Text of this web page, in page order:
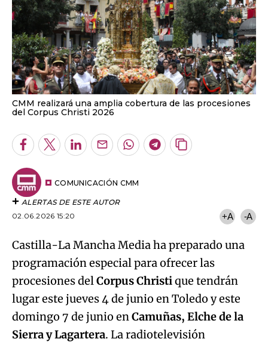
CMM realizará una amplia cobertura de las procesiones
del Corpus Christi 2026
Facebook
TwitterLinkedInEnviarWhatsapp
Telegram
Copiar
COMUNICACIÓN CMM
ALERTAS DE ESTE AUTOR
02.06.2026 15:20
+A -A
Castilla-La Mancha Media ha preparado una
programación especial para ofrecer las
procesiones delCorpus Christique tendrán
lugar este jueves 4 de junio en Toledo y este
domingo 7 de junio enCamuñas, Elche de la
Sierra y Lagartera. La radiotelevisión